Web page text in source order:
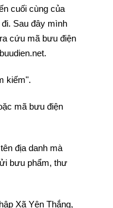
cuối cùng của
Sau đây mình
cứu mã bưu điện
kiếm".
mã bưu điện
địa danh mà
bưu phẩm, thư
Xã Yên Thắng,